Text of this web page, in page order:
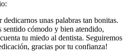
unas palabras tan bonitas.
sentido cómodo y bien atendido,
tu miedo al dentista. Seguiremos
gracias por tu confianza!